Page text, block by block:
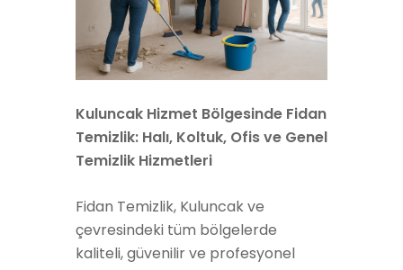
Kuluncak Hizmet Bölgesinde Fidan
Temizlik: Halı, Koltuk, Ofis ve Genel
Temizlik Hizmetleri
Fidan Temizlik, Kuluncak ve
çevresindeki tüm bölgelerde
kaliteli, güvenilir ve profesyonel